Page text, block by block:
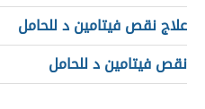
علاج نقص فيتامين د للحامل
نقص فيتامين د للحامل